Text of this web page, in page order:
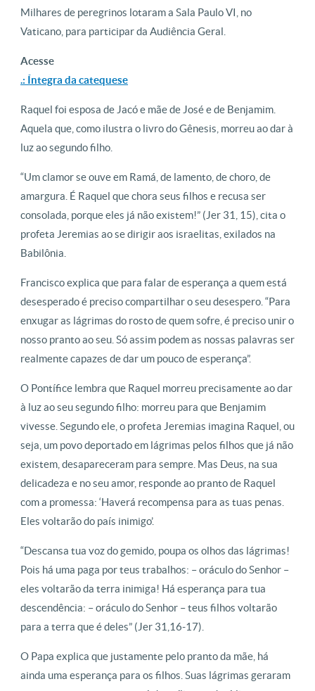
Milhares de peregrinos lotaram a Sala Paulo VI, no
Vaticano, para participar da Audiência Geral.
Acesse
.: Íntegra da catequese
Raquel foi esposa de Jacó e mãe de José e de Benjamim.
Aquela que, como ilustra o livro do Gênesis, morreu ao dar à
luz ao segundo filho.
“Um clamor se ouve em Ramá, de lamento, de choro, de
amargura. É Raquel que chora seus filhos e recusa ser
consolada, porque eles já não existem!” (Jer 31, 15), cita o
profeta Jeremias ao se dirigir aos israelitas, exilados na
Babilônia.
Francisco explica que para falar de esperança a quem está
desesperado é preciso compartilhar o seu desespero. “Para
enxugar as lágrimas do rosto de quem sofre, é preciso unir o
nosso pranto ao seu. Só assim podem as nossas palavras ser
realmente capazes de dar um pouco de esperança”.
O Pontífice lembra que Raquel morreu precisamente ao dar
à luz ao seu segundo filho: morreu para que Benjamim
vivesse. Segundo ele, o profeta Jeremias imagina Raquel, ou
seja, um povo deportado em lágrimas pelos filhos que já não
existem, desapareceram para sempre. Mas Deus, na sua
delicadeza e no seu amor, responde ao pranto de Raquel
com a promessa: ‘Haverá recompensa para as tuas penas.
Eles voltarão do país inimigo’.
“Descansa tua voz do gemido, poupa os olhos das lágrimas!
Pois há uma paga por teus trabalhos: – oráculo do Senhor –
eles voltarão da terra inimiga! Há esperança para tua
descendência: – oráculo do Senhor – teus filhos voltarão
para a terra que é deles” (Jer 31,16-17).
O Papa explica que justamente pelo pranto da mãe, há
ainda uma esperança para os filhos. Suas lágrimas geraram